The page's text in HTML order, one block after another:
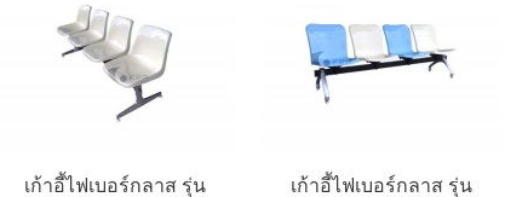
เก้าอี้ไฟเบอร์กลาส รุ่น
เก้าอี้ไฟเบอร์กลาส รุ่น